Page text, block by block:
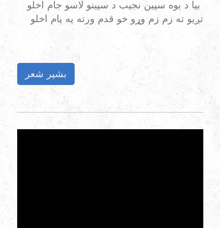
تږیو ته زم زم وړو خو قدم ورته په پام اخلو
‌بشپر شعر